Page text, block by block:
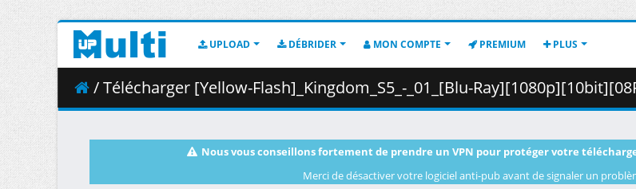
UPLOAD DÉBRIDER MON COMPTE PREMIUM PLUS
/ Télécharger [Yellow-Flash]_Kingdom_S5_-_01_[Blu-
Nous vous conseillons fortement de prendre un VPN pour protéger votre
Merci de désactiver votre logiciel anti-pub avant de signaler un